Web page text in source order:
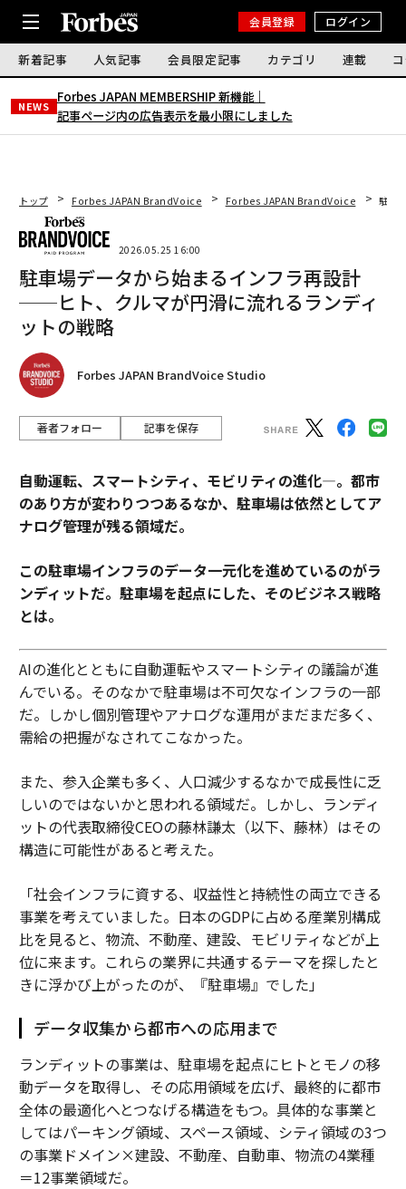
会員登録 ログイン
新着記事 人気記事 会員限定記事 カテゴリ 連載
NEWS
Forbes JAPAN MEMBERSHIP 新機能｜
記事ページ内の広告表示を最小限にしました
トップ Forbes JAPAN BrandVoice Forbes JAPAN BrandVoice 駐車
2026.05.25 16:00
駐車場データから始まるインフラ再設計
──ヒト、クルマが円滑に流れるランディ
ットの戦略
Forbes JAPAN BrandVoice Studio
著者フォロー 記事を保存
自動運転、スマートシティ、モビリティの進化―。都市
のあり方が変わりつつあるなか、駐車場は依然としてア
ナログ管理が残る領域だ。
この駐車場インフラのデータ一元化を進めているのがラ
ンディットだ。駐車場を起点にした、そのビジネス戦略
とは。
AIの進化とともに自動運転やスマートシティの議論が進
んでいる。そのなかで駐車場は不可欠なインフラの一部
だ。しかし個別管理やアナログな運用がまだまだ多く、
需給の把握がなされてこなかった。
また、参入企業も多く、人口減少するなかで成長性に乏
しいのではないかと思われる領域だ。しかし、ランディ
ットの代表取締役CEOの藤林謙太（以下、藤林）はその
構造に可能性があると考えた。
「社会インフラに資する、収益性と持続性の両立できる
事業を考えていました。日本のGDPに占める産業別構成
比を見ると、物流、不動産、建設、モビリティなどが上
位に来ます。これらの業界に共通するテーマを探したと
きに浮かび上がったのが、『駐車場』でした」
データ収集から都市への応用まで
ランディットの事業は、駐車場を起点にヒトとモノの移
動データを取得し、その応用領域を広げ、最終的に都市
全体の最適化へとつなげる構造をもつ。具体的な事業と
してはパーキング領域、スペース領域、シティ領域の3つ
の事業ドメイン×建設、不動産、自動車、物流の4業種
＝12事業領域だ。